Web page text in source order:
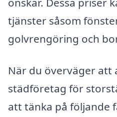
tjänster såsom
golvrengöring och
När du överväger att
städföretag för
att tänka på följande